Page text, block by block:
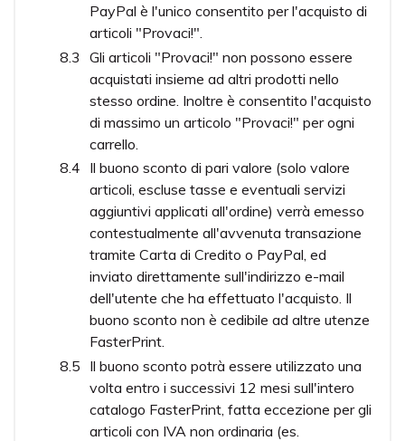
PayPal è l'unico consentito per l'acquisto di
articoli "Provaci!".
Gli articoli "Provaci!" non possono essere
acquistati insieme ad altri prodotti nello
stesso ordine. Inoltre è consentito l'acquisto
di massimo un articolo "Provaci!" per ogni
carrello.
Il buono sconto di pari valore (solo valore
articoli, escluse tasse e eventuali servizi
aggiuntivi applicati all'ordine) verrà emesso
contestualmente all'avvenuta transazione
tramite Carta di Credito o PayPal, ed
inviato direttamente sull'indirizzo e-mail
dell'utente che ha effettuato l'acquisto. Il
buono sconto non è cedibile ad altre utenze
FasterPrint.
Il buono sconto potrà essere utilizzato una
volta entro i successivi 12 mesi sull'intero
catalogo FasterPrint, fatta eccezione per gli
articoli con IVA non ordinaria (es.